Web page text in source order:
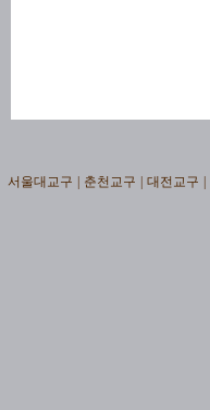
서울대교구 춘천교구 대전교구